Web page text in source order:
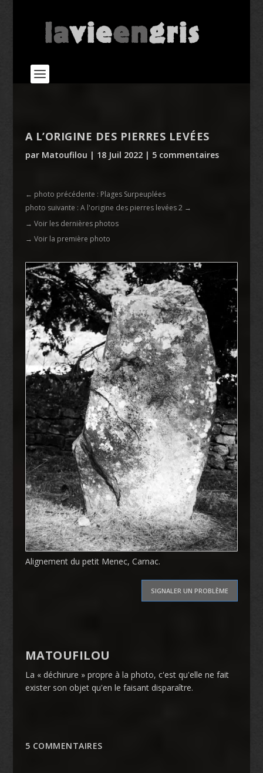
A L’ORIGINE DES PIERRES LEVÉES
par Matoufilou | 18 Juil 2022| 5 commentaires
← photo précédente : Plages Surpeuplées
photo suivante : A l'origine des pierres levées 2→
→ Voir les dernières photos
→ Voir la première photo
Alignement du petit Menec, Carnac.
SIGNALER UN PROBLÈME
MATOUFILOU
La « déchirure » propre à la photo, c'est qu'elle ne fait
exister son objet qu'en le faisant disparaître.
5 COMMENTAIRES